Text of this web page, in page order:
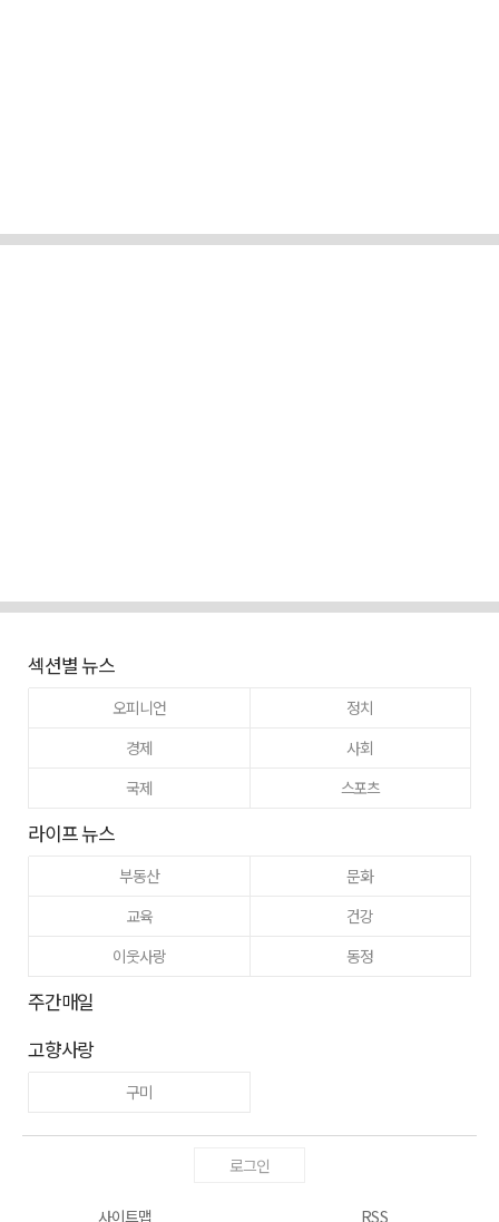
섹션별 뉴스
오피니언
정치
경제
사회
국제
스포츠
라이프 뉴스
부동산
문화
교육
건강
이웃사랑
동정
주간매일
고향사랑
구미
로그인
사이트맵 RSS